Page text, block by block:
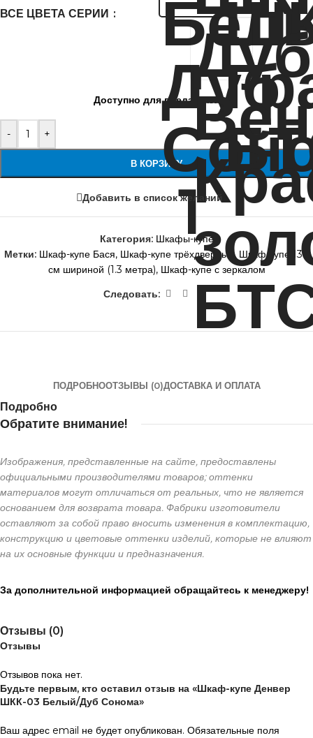
ВСЕ ЦВЕТА СЕРИИ
Доступно для предзаказа
- +
В КОРЗИНУ
Добавить в список желаний
Категория: Шкафы-купе
Метки: Шкаф-купе Бася, Шкаф-купе трёхдверный , Шкаф-купе 130
см шириной (1.3 метра), Шкаф-купе с зеркалом
Следовать:
ПОДРОБНООТЗЫВЫ (0)ДОСТАВКА И ОПЛАТА
Подробно
Обратите внимание!
Изображения, представленные на сайте, предоставлены
официальными производителями товаров; оттенки
материалов могут отличаться от реальных, что не является
основанием для возврата товара. Фабрики изготовители
оставляют за собой право вносить изменения в комплектацию,
конструкцию и цветовые оттенки изделий, которые не влияют
на их основные функции и предназначения.
За дополнительной информацией обращайтесь к менеджеру!
Отзывы (0)
Отзывы
Отзывов пока нет.
Будьте первым, кто оставил отзыв на «Шкаф-купе Денвер
ШКК-03 Белый/Дуб Сонома»
Ваш адрес email не будет опубликован. Обязательные поля